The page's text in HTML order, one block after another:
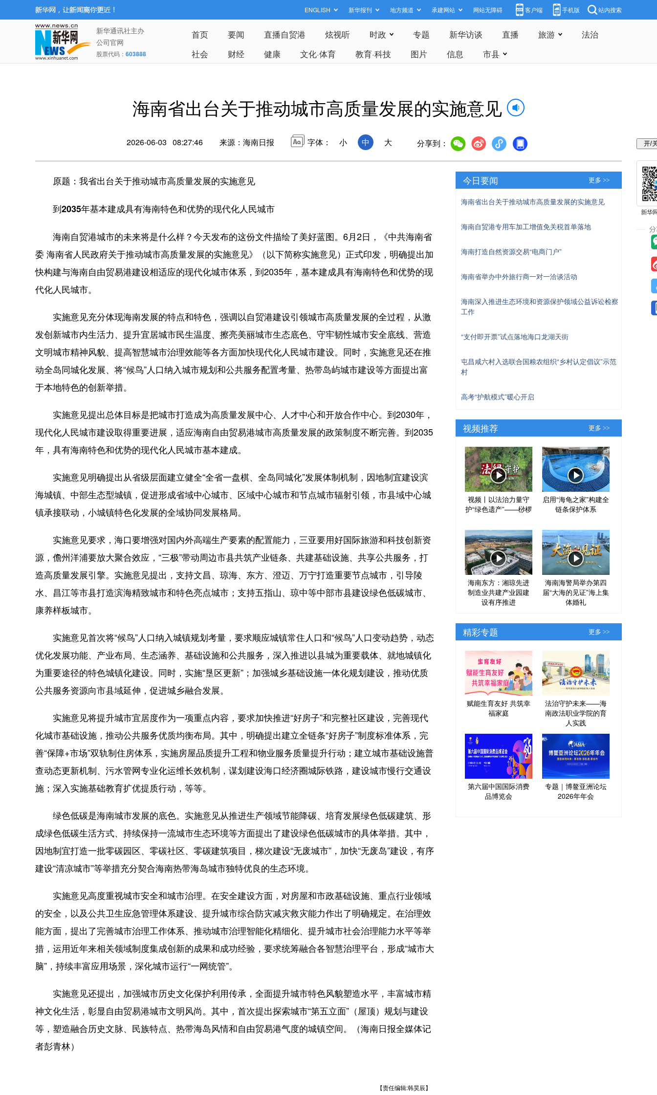
ENGLISH 新华报刊 地方频道 承建网站 网站无障碍 客户端 手机版 站内搜索
新华通讯社主办
公司官网
股票代码： 603888
首页 要闻 直播自贸港 炫视听 时政 专题 新华访谈 直播 旅游
法治
社会
财经 健康 文化·体育 教育·科技 图片 信息 市县
海南省出台关于推动城市高质量发展的实施意见
2026-06-03 08:27:46 来源：海南日报 字体： 小 中 大 分享到：
原题：我省出台关于推动城市高质量发展的实施意见
到2035年基本建成具有海南特色和优势的现代化人民城市
海南自贸港城市的未来将是什么样？今天发布的这份文件描绘了美好蓝图。6月2日，《中共海南省
委 海南省人民政府关于推动城市高质量发展的实施意见》（以下简称实施意见）正式印发，明确提出加
快构建与海南自由贸易港建设相适应的现代化城市体系，到2035年，基本建成具有海南特色和优势的现
代化人民城市。
实施意见充分体现海南发展的特点和特色，强调以自贸港建设引领城市高质量发展的全过程，从激
发创新城市内生活力、提升宜居城市民生温度、擦亮美丽城市生态底色、守牢韧性城市安全底线、营造
文明城市精神风貌、提高智慧城市治理效能等各方面加快现代化人民城市建设。同时，实施意见还在推
动全岛同城化发展、将“候鸟”人口纳入城市规划和公共服务配置考量、热带岛屿城市建设等方面提出富
于本地特色的创新举措。
实施意见提出总体目标是把城市打造成为高质量发展中心、人才中心和开放合作中心。到2030年，
现代化人民城市建设取得重要进展，适应海南自由贸易港城市高质量发展的政策制度不断完善。到2035
年，具有海南特色和优势的现代化人民城市基本建成。
实施意见明确提出从省级层面建立健全“全省一盘棋、全岛同城化”发展体制机制，因地制宜建设滨
海城镇、中部生态型城镇，促进形成省域中心城市、区域中心城市和节点城市辐射引领，市县域中心城
镇承接联动，小城镇特色化发展的全域协同发展格局。
实施意见要求，海口要增强对国内外高端生产要素的配置能力，三亚要用好国际旅游和科技创新资
源，儋州洋浦要放大聚合效应，“三极”带动周边市县共筑产业链条、共建基础设施、共享公共服务，打
造高质量发展引擎。实施意见提出，支持文昌、琼海、东方、澄迈、万宁打造重要节点城市，引导陵
水、昌江等市县打造滨海精致城市和特色亮点城市；支持五指山、琼中等中部市县建设绿色低碳城市、
康养样板城市。
实施意见首次将“候鸟”人口纳入城镇规划考量，要求顺应城镇常住人口和“候鸟”人口变动趋势，动态
优化发展功能、产业布局、生态涵养、基础设施和公共服务，深入推进以县城为重要载体、就地城镇化
为重要途径的特色城镇化建设。同时，实施“垦区更新”；加强城乡基础设施一体化规划建设，推动优质
公共服务资源向市县域延伸，促进城乡融合发展。
实施意见将提升城市宜居度作为一项重点内容，要求加快推进“好房子”和完整社区建设，完善现代
化城市基础设施，推动公共服务优质均衡布局。其中，明确提出建立全链条“好房子”制度标准体系，完
善“保障+市场”双轨制住房体系，实施房屋品质提升工程和物业服务质量提升行动；建立城市基础设施普
查动态更新机制、污水管网专业化运维长效机制，谋划建设海口经济圈城际铁路，建设城市慢行交通设
施；深入实施基础教育扩优提质行动，等等。
绿色低碳是海南城市发展的底色。实施意见从推进生产领域节能降碳、培育发展绿色低碳建筑、形
成绿色低碳生活方式、持续保持一流城市生态环境等方面提出了建设绿色低碳城市的具体举措。其中，
因地制宜打造一批零碳园区、零碳社区、零碳建筑项目，梯次建设“无废城市”，加快“无废岛”建设，有序
建设“清凉城市”等举措充分契合海南热带海岛城市独特优良的生态环境。
实施意见高度重视城市安全和城市治理。在安全建设方面，对房屋和市政基础设施、重点行业领域
的安全，以及公共卫生应急管理体系建设、提升城市综合防灾减灾救灾能力作出了明确规定。在治理效
能方面，提出了完善城市治理工作体系、推动城市治理智能化精细化、提升城市社会治理能力水平等举
措，运用近年来相关领域制度集成创新的成果和成功经验，要求统筹融合各智慧治理平台，形成“城市大
脑”，持续丰富应用场景，深化城市运行“一网统管”。
实施意见还提出，加强城市历史文化保护利用传承，全面提升城市特色风貌塑造水平，丰富城市精
神文化生活，彰显自由贸易港城市文明风尚。其中，首次提出探索城市“第五立面”（屋顶）规划与建设
等，塑造融合历史文脉、民族特点、热带海岛风情和自由贸易港气度的城镇空间。（海南日报全媒体记
者彭青林）
【责任编辑:韩昊辰】
今日要闻 更多 >>
海南省出台关于推动城市高质量发展的实施意见
海南自贸港专用车加工增值免关税首单落地
海南打造自然资源交易“电商门户”
海南省举办中外旅行商一对一洽谈活动
海南深入推进生态环境和资源保护领域公益诉讼检察
工作
“支付即开票”试点落地海口龙湖天街
屯昌咸六村入选联合国粮农组织“乡村认定倡议”示范
村
高考“护航模式”暖心开启
视频推荐 更多 >>
视频丨以法治力量守
护“绿色遗产”——桫椤
启用“海龟之家”构建全
链条保护体系
海南东方：湘琼先进
制造业共建产业园建
设有序推进
海南海警局举办第四
届“大海的见证”海上集
体婚礼
精彩专题 更多 >>
赋能生育友好 共筑幸
福家庭
法治守护未来——海
南政法职业学院的育
人实践
第六届中国国际消费
品博览会
专题｜博鳌亚洲论坛
2026年年会